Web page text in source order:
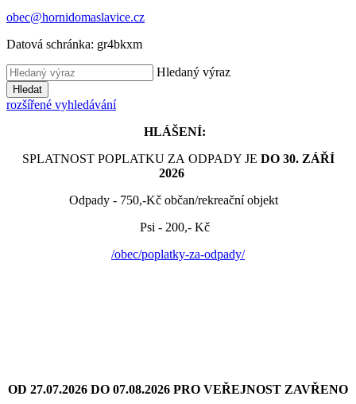
obec@hornidomaslavice.cz
Datová schránka: gr4bkxm
Hledaný výraz
Hledat
rozšířené vyhledávání
HLÁŠENÍ:
SPLATNOST POPLATKU ZA ODPADY JE DO 30. ZÁŘÍ
2026
Odpady - 750,-Kč občan/rekreační objekt
Psi - 200,- Kč
/obec/poplatky-za-odpady/
OD 27.07.2026 DO 07.08.2026 PRO VEŘEJNOST ZAVŘENO